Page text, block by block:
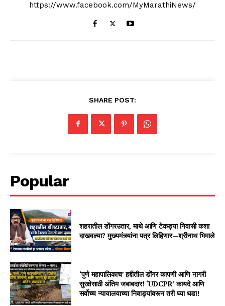
https://www.facebook.com/MyMarathiNews/
SHARE POST:
Popular
शहरातील डोंगरउतार, माथे आणि टेकड्या निवासी कशा
दाखवल्या? मुख्यमंत्र्यांना पत्र लिहिणार—श्रीनाथ भिमाले
‘पुणे महापालिकाच’ हद्दीतील डोंगर कापणी आणि नागरी
सुरक्षेसाठी अंतिम जबाबदार! ‘UDCPR’ कायदे आणि
सर्वोच्च न्यायालयाच्या निवाड्यांवरून तरी घ्या धडा!